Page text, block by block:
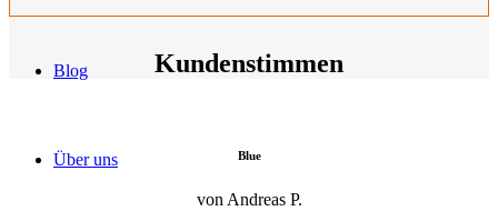
Blog
Über uns
Kundenstimmen
Blue
von Andreas P.